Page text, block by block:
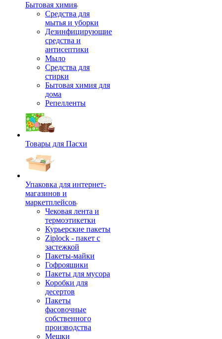
Бытовая химия
Средства для
мытья и уборки
Дезинфицирующие
средства и
антисептики
Мыло
Средства для
стирки
Бытовая химия для
дома
Репелленты
Товары для Пасхи
Упаковка для интернет-
магазинов и
маркетплейсов
Чековая лента и
термоэтикетки
Курьерские пакеты
Ziplock - пакет с
застежкой
Пакеты-майки
Гофроящики
Пакеты для мусора
Коробки для
десертов
Пакеты
фасовочные
собственного
производства
Мешки